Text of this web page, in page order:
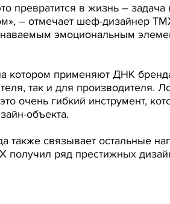
превратится в жизнь –
– отмечает шеф-дизайнер
эмоциональным
котором применяют ДНК
так и для производителя.
очень гибкий инструмент,
объекта.
связывает остальные
получил ряд престижных